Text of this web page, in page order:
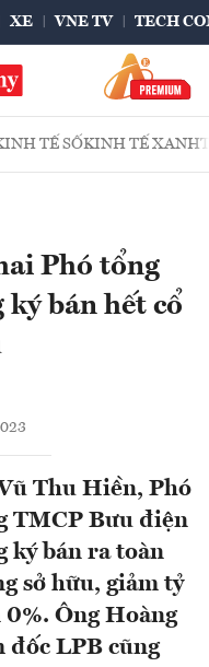
XE VNE TV TECH
TẾ SỐKINH TẾ XANH
Phó tổng
bán hết cổ
Thu Hiền, Phó
TMCP Bưu điện
ký bán ra toàn
sở hữu, giảm tỷ
Ông Hoàng
đốc LPB cũng